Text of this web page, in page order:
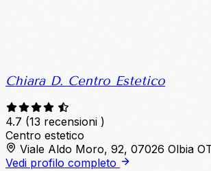
Chiara D. Centro Estetico
4.7 (13 recensioni )
Centro estetico
Viale Aldo Moro, 92, 07026 Olbia
Vedi profilo completo